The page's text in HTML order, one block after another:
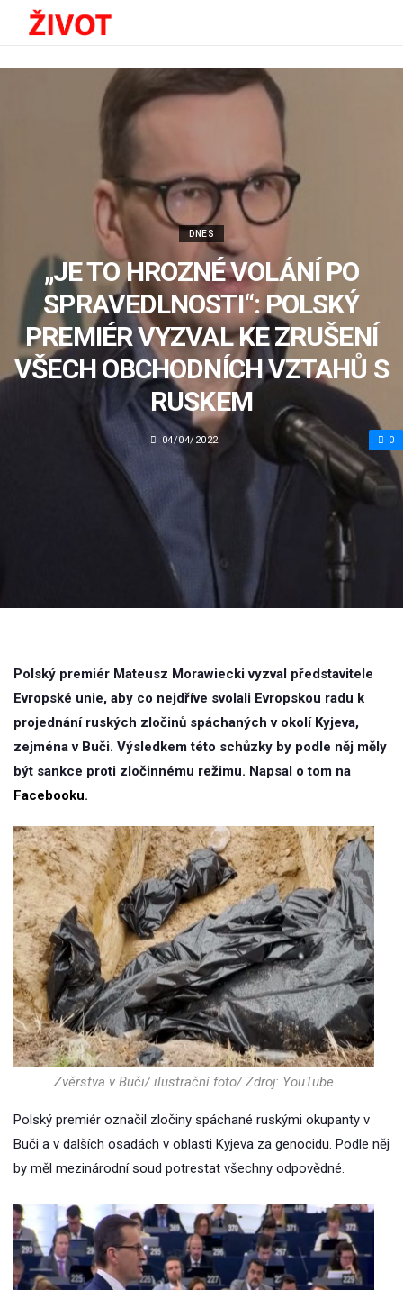
DNES
„JE TO HROZNÉ VOLÁNÍ PO
SPRAVEDLNOSTI“: POLSKÝ
PREMIÉR VYZVAL KE ZRUŠENÍ
VŠECH OBCHODNÍCH VZTAHŮ S
RUSKEM
04/04/2022 0
Polský premiér Mateusz Morawiecki vyzval představitele
Evropské unie, aby co nejdříve svolali Evropskou radu k
projednání ruských zločinů spáchaných v okolí Kyjeva,
zejména v Buči. Výsledkem této schůzky by podle něj měly
být sankce proti zločinnému režimu. Napsal o tom na
Facebooku.
Zvěrstva v Buči/ ilustrační foto/ Zdroj: YouTube
Polský premiér označil zločiny spáchané ruskými okupanty v
Buči a v dalších osadách v oblasti Kyjeva za genocidu. Podle něj
by měl mezinárodní soud potrestat všechny odpovědné.